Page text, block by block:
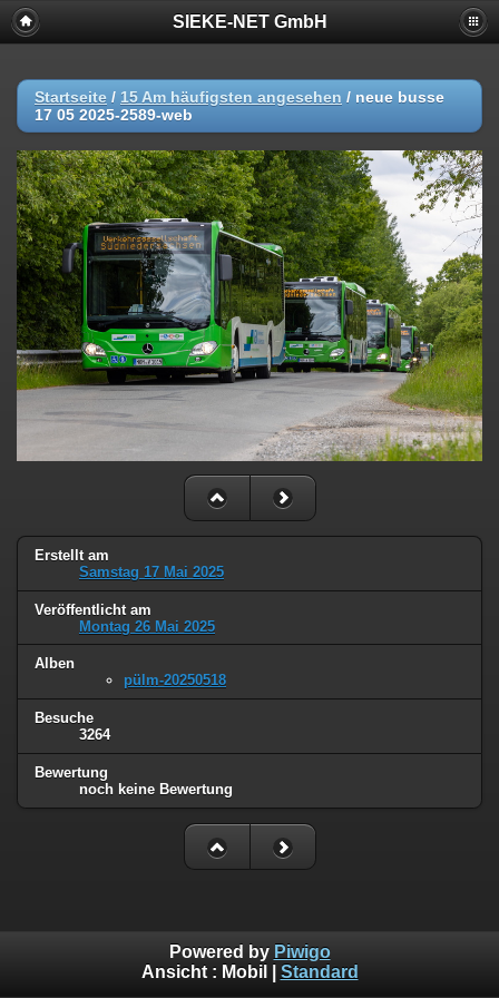
SIEKE-NET GmbH
Startseite / 15 Am häufigsten angesehen / neue busse
17 05 2025-2589-web
Erstellt am
Samstag 17 Mai 2025
Veröffentlicht am
Montag 26 Mai 2025
Alben
pülm-20250518
Besuche
3264
Bewertung
noch keine Bewertung
Powered by Piwigo
Ansicht : Mobil Standard